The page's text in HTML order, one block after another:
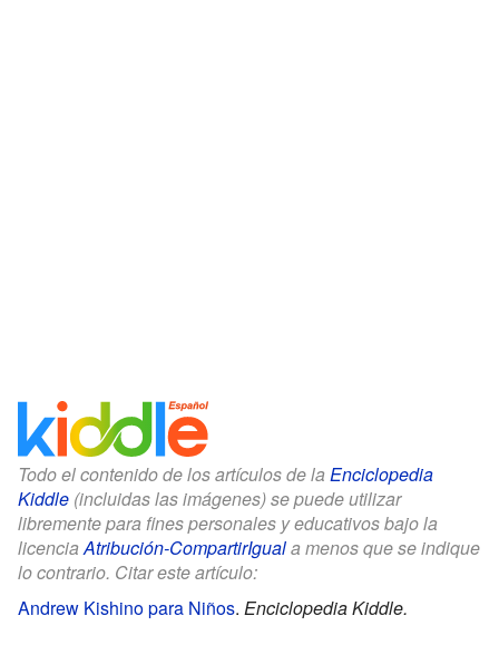
Todo el contenido de los artículos de la Enciclopedia
Kiddle (incluidas las imágenes) se puede utilizar
libremente para fines personales y educativos bajo la
licenciaAtribución-CompartirIguala menos que se indique
lo contrario. Citar este artículo:
Andrew Kishino para Niños. Enciclopedia Kiddle.